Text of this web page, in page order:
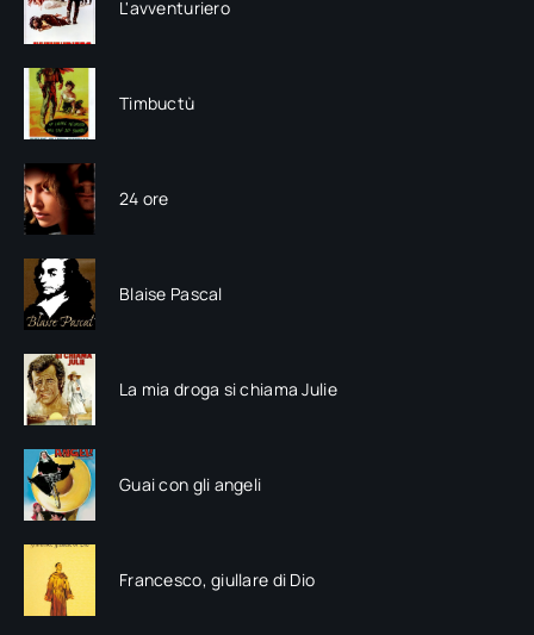
L'avventuriero
Timbuctù
24 ore
Blaise Pascal
La mia droga si chiama Julie
Guai con gli angeli
Francesco, giullare di Dio